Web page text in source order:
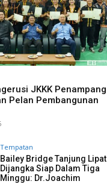
JKKK Penampang
Pelan Pembangunan
Tempatan
Bailey Bridge Tanjung Lipat
Dijangka Siap Dalam Tiga
Minggu: Dr.Joachim